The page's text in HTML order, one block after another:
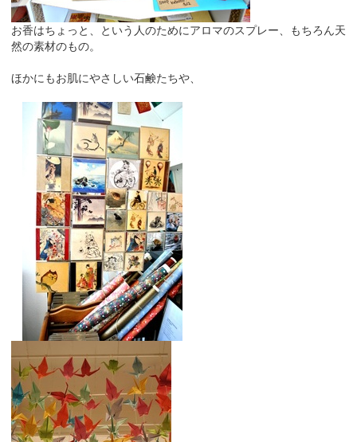
お香はちょっと、という人のためにアロマのスプレー、もちろん天
然の素材のもの。
ほかにもお肌にやさしい石鹸たちや、